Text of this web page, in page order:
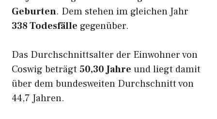
Geburten. Dem stehen im gleichen Jahr
338 Todesfälle gegenüber.
Das Durchschnittsalter der Einwohner von
Coswig beträgt 50,30 Jahre und liegt damit
über dem bundesweiten Durchschnitt von
44,7 Jahren.